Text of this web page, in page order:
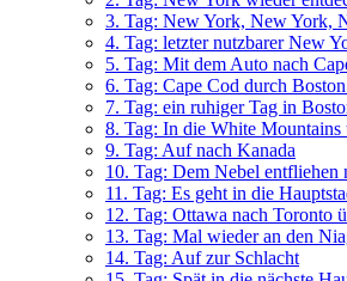
3. Tag: New York, New York,
4. Tag: letzter nutzbarer New
5. Tag: Mit dem Auto nach
6. Tag: Cape Cod durch
7. Tag: ein ruhiger Tag in
8. Tag: In die White Mountains
9. Tag: Auf nach Kanada
10. Tag: Dem Nebel entfliehen
11. Tag: Es geht in die
12. Tag: Ottawa nach Toronto
13. Tag: Mal wieder an den
14. Tag: Auf zur Schlacht